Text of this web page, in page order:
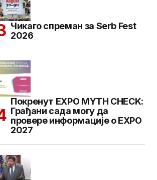
Чикаго спреман за Serb Fest
2026
Покренут EXPO MYTH CHECK:
Грађани сада могу да
провере информације о EXPO
2027